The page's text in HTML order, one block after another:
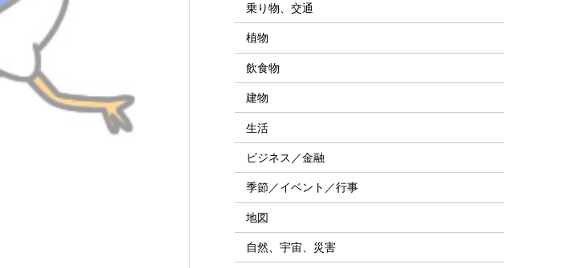
乗り物、交通
植物
飲食物
建物
生活
ビジネス／金融
季節／イベント／行事
地図
自然、宇宙、災害